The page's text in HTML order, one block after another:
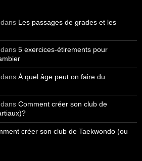
dans Les passages de grades et les
dans 5 exercices-étirements pour
dans À quel âge peut on faire du
dans Comment créer son club de
créer son club de Taekwondo (ou